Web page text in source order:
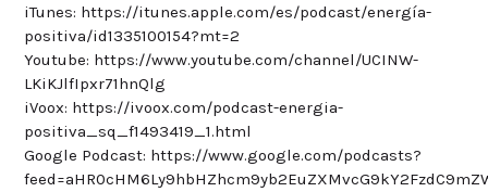
iTunes: https://itunes.apple.com/es/podcast/energía-
positiva/id1335100154?mt=2
Youtube: https://www.youtube.com/channel/UCINW-
LKiKJlfIpxr71hnQlg
iVoox: https://ivoox.com/podcast-energia-
positiva_sq_f1493419_1.html
Google Podcast: https://www.google.com/podcasts?